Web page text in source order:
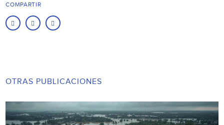
COMPARTIR
OTRAS PUBLICACIONES